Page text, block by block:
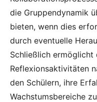
die Gruppendynamik
bieten, wenn dies
durch eventuelle
Schließlich ermöglicht
Reflexionsaktivitäten
den Schülern, ihre
Wachstumsbereiche